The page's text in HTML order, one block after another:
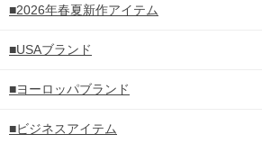
■2026年春夏新作アイテム
■USAブランド
■ヨーロッパブランド
■ビジネスアイテム